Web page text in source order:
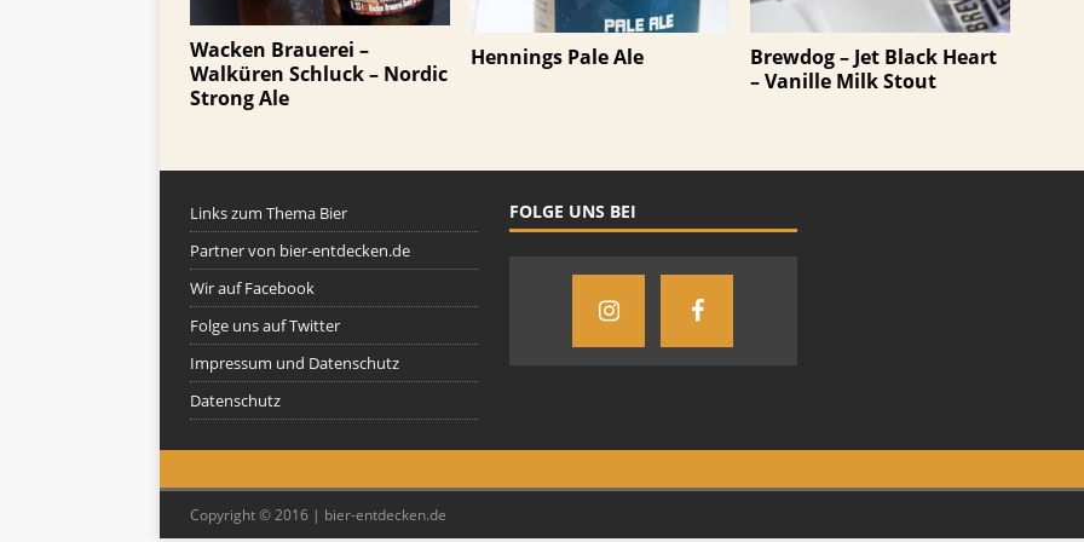
Wacken Brauerei –
Walküren Schluck – Nordic
Strong Ale
Hennings Pale Ale
Brewdog – Jet Black Heart
– Vanille Milk Stout
Links zum Thema Bier
Partner von bier-entdecken.de
Wir auf Facebook
Folge uns auf Twitter
Impressum und Datenschutz
Datenschutz
FOLGE UNS BEI
Copyright © 2016 | bier-entdecken.de